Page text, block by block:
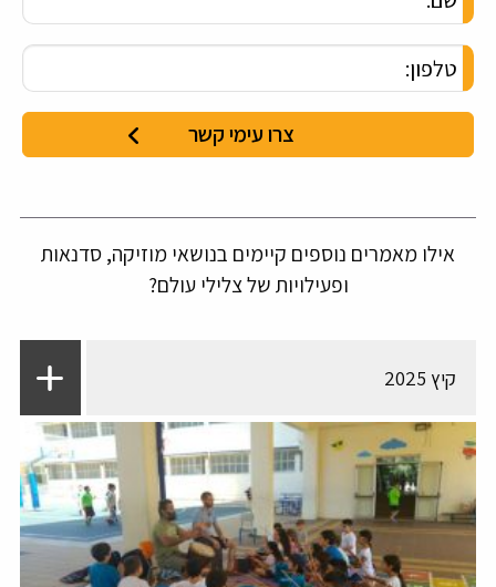
אילו מאמרים נוספים קיימים בנושאי מוזיקה, סדנאות
ופעילויות של צלילי עולם?
קיץ 2025